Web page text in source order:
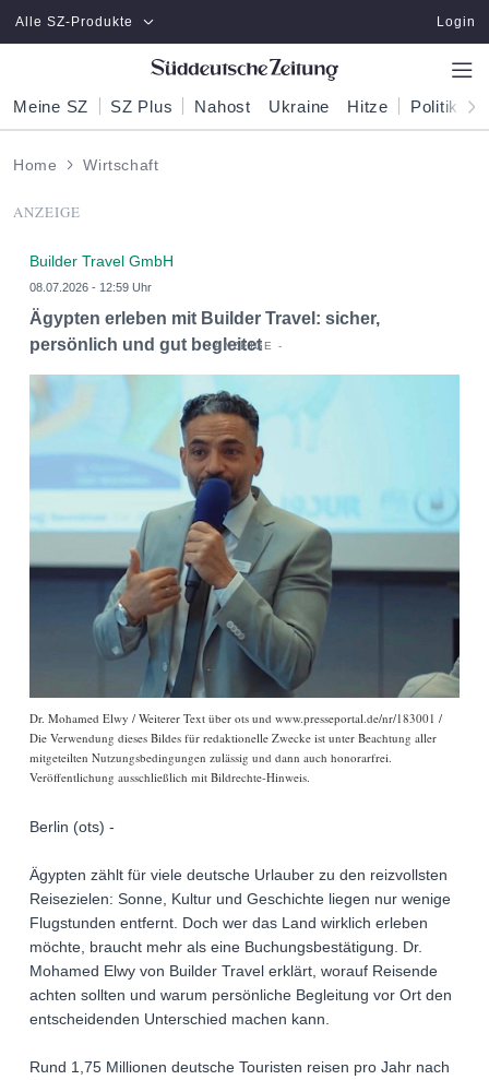
Zum Hauptinhalt springen
Alle SZ-Produkte Login
Meine SZ SZ Plus Nahost Ukraine Hitze Politik
Home Wirtschaft
ANZEIGE
Builder Travel GmbH
08.07.2026 - 12:59 Uhr
Ägypten erleben mit Builder Travel: sicher,
persönlich und gut begleitet
Dr. Mohamed Elwy / Weiterer Text über ots und www.presseportal.de/nr/183001 /
Die Verwendung dieses Bildes für redaktionelle Zwecke ist unter Beachtung aller
mitgeteilten Nutzungsbedingungen zulässig und dann auch honorarfrei.
Veröffentlichung ausschließlich mit Bildrechte-Hinweis.
Berlin (ots) -
Ägypten zählt für viele deutsche Urlauber zu den reizvollsten
Reisezielen: Sonne, Kultur und Geschichte liegen nur wenige
Flugstunden entfernt. Doch wer das Land wirklich erleben
möchte, braucht mehr als eine Buchungsbestätigung. Dr.
Mohamed Elwy von Builder Travel erklärt, worauf Reisende
achten sollten und warum persönliche Begleitung vor Ort den
entscheidenden Unterschied machen kann.
Rund 1,75 Millionen deutsche Touristen reisen pro Jahr nach